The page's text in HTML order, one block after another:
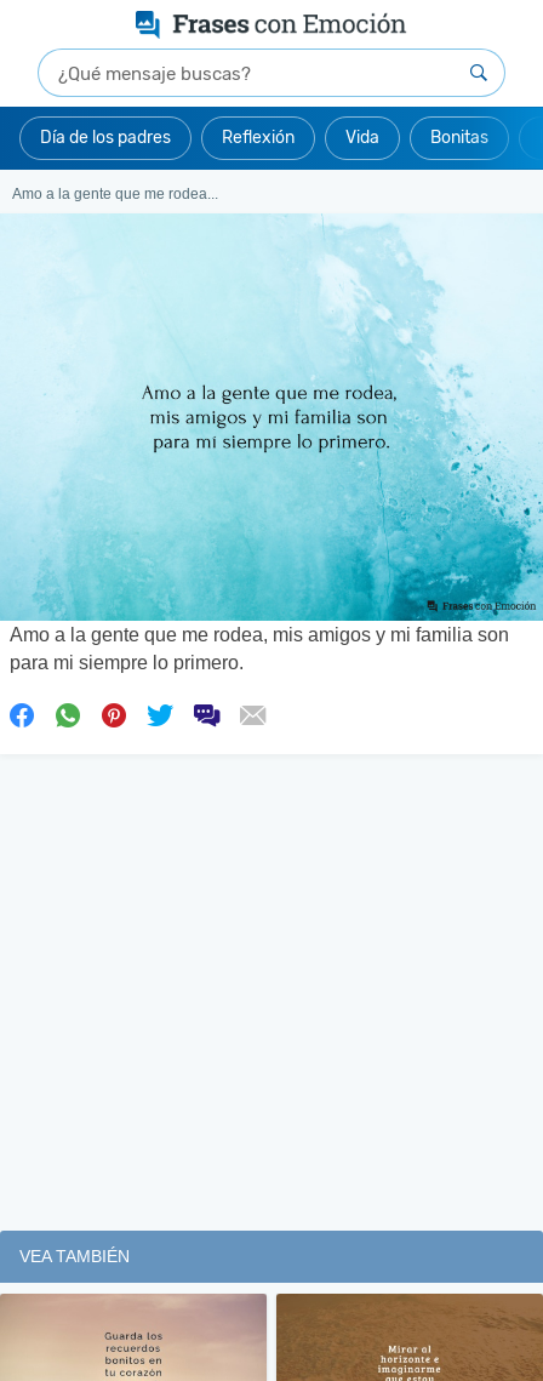
Día de los padres Reflexión Vida Bonitas
Amo a la gente que me rodea...
Amo a la gente que me rodea, mis amigos y mi familia son
para mi siempre lo primero.
VEA TAMBIÉN